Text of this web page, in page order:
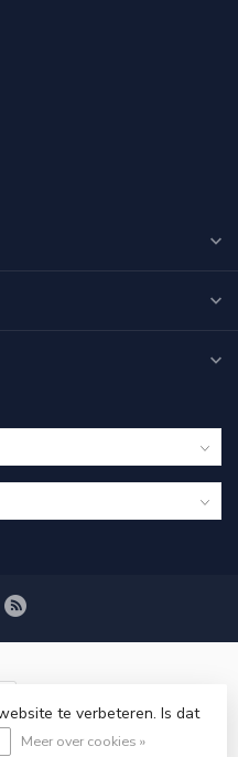
VRSPLUS
te verbeteren. Is dat
Meer over cookies »